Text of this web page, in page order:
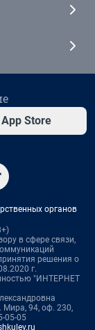
App Store
органов
в сфере связи,
решения о
г.
"ИНТЕРНЕТ
Мира, 94, оф. 230,
05-05